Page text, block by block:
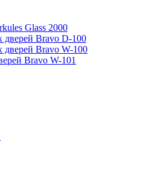
Glass 2000
дверей Bravo D-100
Bravo W-100
Bravo W-101